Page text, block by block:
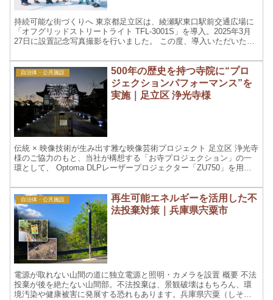
持続可能な街づくりへ 東京都足立区は、綾瀬駅東口駅前交通広場に
「オフグリッドストリートライト TFL-3001S」を導入。2025年3月
27日に設置記念写真撮影を行いました。 この度、導入いただいた
自治体・公共施設
500年の歴史を持つ寺院に“プロ
ジェクションパフォーマンス”を
実施｜足立区 浄光寺様
伝統 × 映像技術が生み出す雅な映像芸術プロジェクト 足立区 浄光寺
様のご協力のもと、当社が構想する「お寺プロジェクション」の一
環として、 Optoma DLPレーザープロジェクター「ZU750」を用い
自治体・公共施設
再生可能エネルギーを活用した不
法投棄対策｜兵庫県宍粟市
電源が取れない山間の道に独立電源と照明・カメラを設置 概要 不法
投棄が後を絶たない山間部。不法投棄は、景観破壊はもちろん、環
境汚染や健康被害に発展する恐れもあります。兵庫県宍粟（しそ